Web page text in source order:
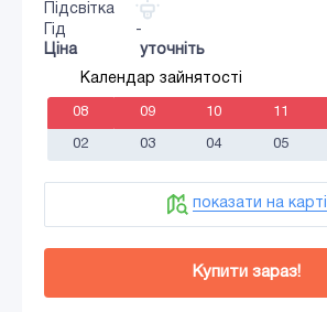
Підсвітка
Гід
-
Ціна
уточніть
Календар зайнятості
08 09 10 11
02 03 04 05
показати на карті
Купити зараз!